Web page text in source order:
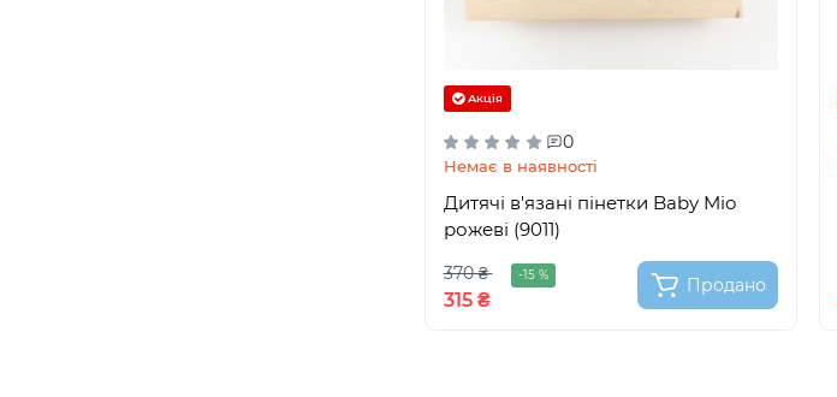
Акція
0
Немає в наявності
Дитячі в'язані пінетки Baby Mio
рожеві (9011)
370 ₴ -15 %
315 ₴
Продано